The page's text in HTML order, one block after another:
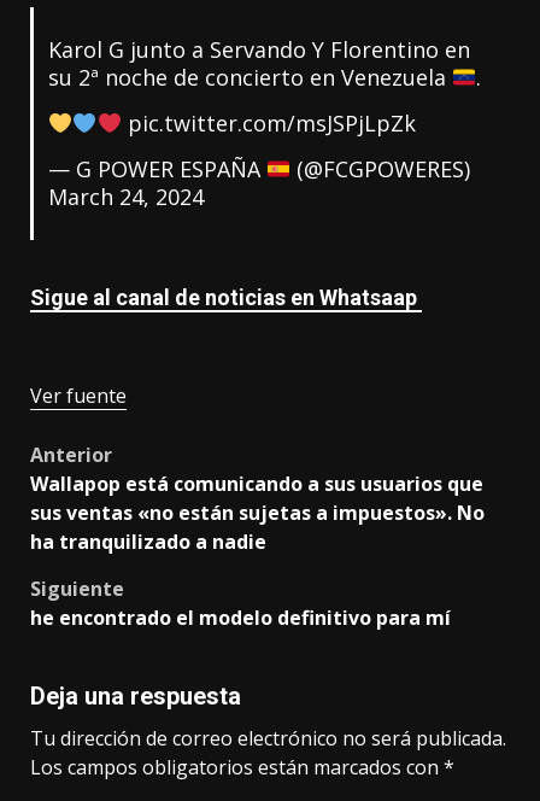
Karol G junto a Servando Y Florentino en
su 2ª noche de concierto en Venezuela
.
pic.twitter.com/msJSPjLpZk
— G POWER ESPAÑA
(@FCGPOWERES)
March 24, 2024
Sigue al canal de noticias en Whatsaap
Ver fuente
Post
navigation
Anterior
Wallapop está comunicando a sus usuarios que
sus ventas «no están sujetas a impuestos». No
ha tranquilizado a nadie
Siguiente
he encontrado el modelo definitivo para mí
Deja una respuesta
Tu dirección de correo electrónico no será publicada.
Los campos obligatorios están marcados con *